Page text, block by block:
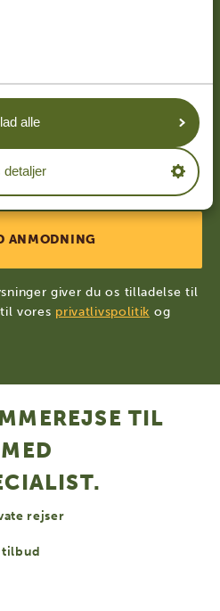
alle
detaljer
til planlægning af
giver du os tilladelse til
vores privatlivspolitik og
TIL
rejser
tilbud